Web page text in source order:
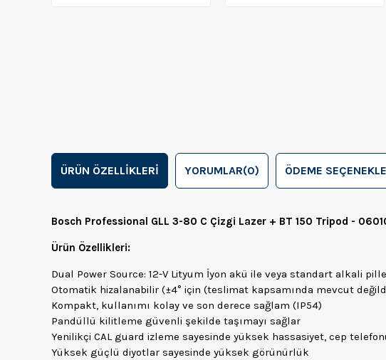
ÜRÜN ÖZELLIKLERI YORUMLAR(0) ÖDEME
Bosch Professional GLL 3-80 C Çizgi Lazer + BT 150 Tripod -
Ürün Özellikleri:
Dual Power Source: 12-V Lityum İyon akü ile veya standart alkali
Otomatik hizalanabilir (±4° için (teslimat kapsamında mevcut
Kompakt, kullanımı kolay ve son derece sağlam (IP54)
Pandüllü kilitleme güvenli şekilde taşımayı sağlar
Yenilikçi CAL guard izleme sayesinde yüksek hassasiyet, cep
Yüksek güçlü diyotlar sayesinde yüksek görünürlük